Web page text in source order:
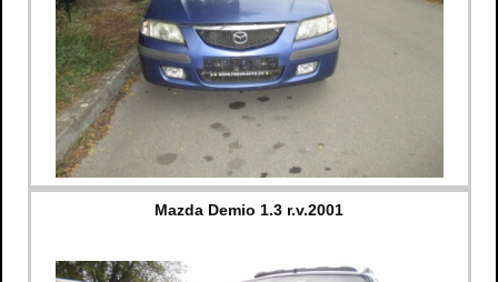
Mazda Demio 1.3 r.v.2001